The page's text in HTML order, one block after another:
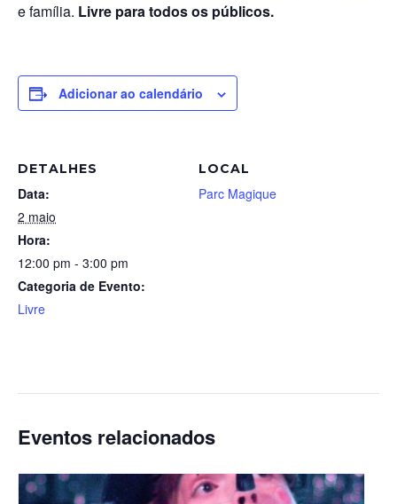
e família. Livre para todos os públicos.
Adicionar ao calendário
DETALHES
Data:
2 maio
Hora:
12:00 pm - 3:00 pm
Categoria de Evento:
Livre
LOCAL
Parc Magique
Eventos relacionados